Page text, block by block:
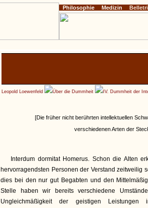
Leopold Loewenfeld Über die Dummheit IV. Dummheit der
[Die früher nicht berührten intellektuellen
verschiedenen Arten der
Interdum dormitat Homerus. Schon die Alten
hervorragendsten Personen der Verstand zeitweilig
dies bei den nur gut Begabten und den
Stelle haben wir bereits verschiedene
Ungleichmäßigkeit der geistigen Leistungen
Philosophie Medizin